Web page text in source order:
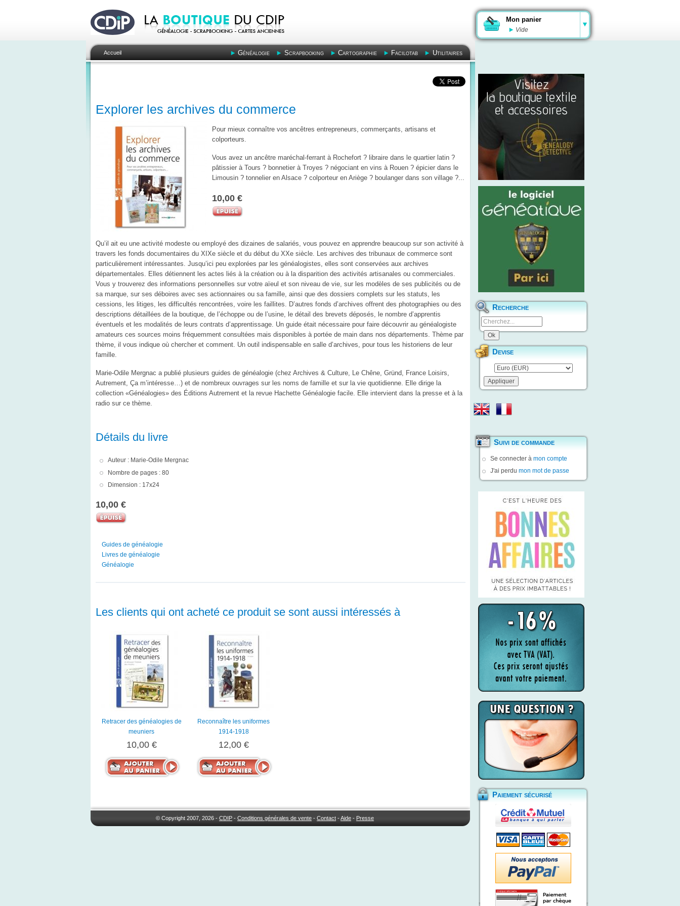
Mon panier
Vide
Accueil Généalogie Scrapbooking Cartographie Facilotab Utilitaires
Explorer les archives du commerce
Pour mieux connaître vos ancêtres entrepreneurs, commerçants, artisans et
colporteurs.
Vous avez un ancêtre maréchal-ferrant à Rochefort ? libraire dans le quartier latin ?
pâtissier à Tours ? bonnetier à Troyes ? négociant en vins à Rouen ? épicier dans le
Limousin ? tonnelier en Alsace ? colporteur en Ariège ? boulanger dans son village ?...
10,00 €
Qu’il ait eu une activité modeste ou employé des dizaines de salariés, vous pouvez en apprendre beaucoup sur son activité à
travers les fonds documentaires du XIXe siècle et du début du XXe siècle. Les archives des tribunaux de commerce sont
particulièrement intéressantes. Jusqu’ici peu explorées par les généalogistes, elles sont conservées aux archives
départementales. Elles détiennent les actes liés à la création ou à la disparition des activités artisanales ou commerciales.
Vous y trouverez des informations personnelles sur votre aïeul et son niveau de vie, sur les modèles de ses publicités ou de
sa marque, sur ses déboires avec ses actionnaires ou sa famille, ainsi que des dossiers complets sur les statuts, les
cessions, les litiges, les difficultés rencontrées, voire les faillites. D’autres fonds d’archives offrent des photographies ou des
descriptions détaillées de la boutique, de l’échoppe ou de l’usine, le détail des brevets déposés, le nombre d’apprentis
éventuels et les modalités de leurs contrats d’apprentissage. Un guide était nécessaire pour faire découvrir au généalogiste
amateurs ces sources moins fréquemment consultées mais disponibles à portée de main dans nos départements. Thème par
thème, il vous indique où chercher et comment. Un outil indispensable en salle d’archives, pour tous les historiens de leur
famille.
Marie-Odile Mergnac a publié plusieurs guides de généalogie (chez Archives & Culture, Le Chêne, Gründ, France Loisirs,
Autrement, Ça m’intéresse…) et de nombreux ouvrages sur les noms de famille et sur la vie quotidienne. Elle dirige la
collection «Généalogies» des Éditions Autrement et la revue Hachette Généalogie facile. Elle intervient dans la presse et à la
radio sur ce thème.
Détails du livre
Auteur : Marie-Odile Mergnac
Nombre de pages : 80
Dimension : 17x24
10,00 €
Guides de généalogie
Livres de généalogie
Généalogie
Les clients qui ont acheté ce produit se sont aussi intéressés à
Retracer des généalogies de
meuniers
10,00 €
Reconnaître les uniformes
1914-1918
12,00 €
© Copyright 2007, 2026 -CDIP -Conditions générales de vente -Contact -Aide - Presse
Recherche
Devise
Suivi de commande
Se connecter à mon compte
J'ai perdu mon mot de passe
Paiement sécurisé